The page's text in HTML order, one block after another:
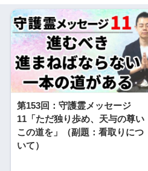
第153回：守護霊メッセージ
11「ただ独り歩め、天与の尊い
この道を」（副題：看取りにつ
いて）